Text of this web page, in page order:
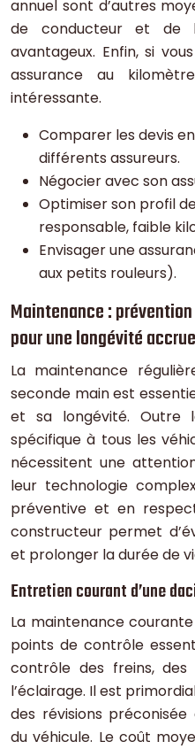
annuel sont d’autres
de conducteur et de
avantageux. Enfin, si
assurance au
intéressante.
Comparer les devis
différents assureurs.
Négocier avec son
Optimiser son profil
responsable, faible
Envisager une
aux petits rouleurs).
Maintenance :
pour une longévité accrue
La maintenance
seconde main est
et sa longévité. Outre
spécifique à tous les
nécessitent une
leur technologie
préventive et en
constructeur permet
et prolonger la durée de
Entretien courant d’une
La maintenance
points de contrôle
contrôle des freins,
l’éclairage. Il est
des révisions
du véhicule. Le coût